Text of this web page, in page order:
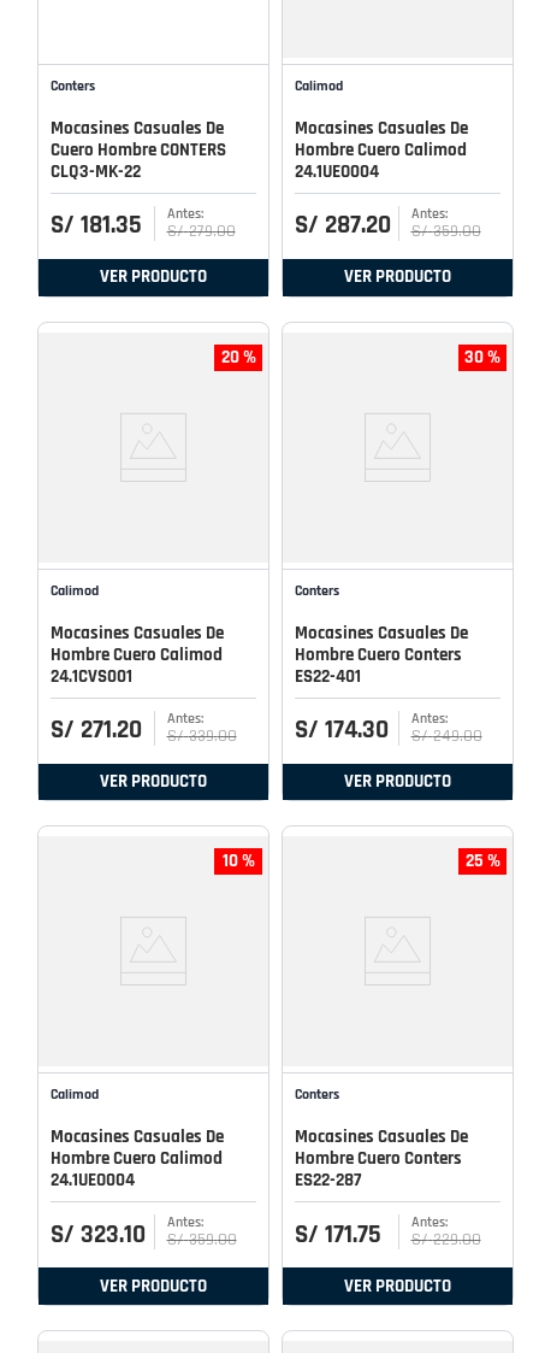
Conters
Mocasines Casuales De
Cuero Hombre CONTERS
CLQ3-MK-22
S/ 181.35 S/ 279.00
VER PRODUCTO
Calimod
Mocasines Casuales De
Hombre Cuero Calimod
24.1UEO004
S/ 287.20 S/ 359.00
VER PRODUCTO
20 %
Calimod
Mocasines Casuales De
Hombre Cuero Calimod
24.1CVS001
S/ 271.20 S/ 339.00
VER PRODUCTO
30 %
Conters
Mocasines Casuales De
Hombre Cuero Conters
ES22-401
S/ 174.30 S/ 249.00
VER PRODUCTO
10 %
Calimod
Mocasines Casuales De
Hombre Cuero Calimod
24.1UEO004
S/ 323.10 S/ 359.00
VER PRODUCTO
25 %
Conters
Mocasines Casuales De
Hombre Cuero Conters
ES22-287
S/ 171.75 S/ 229.00
VER PRODUCTO